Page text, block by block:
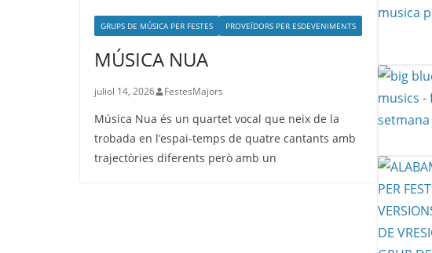
GRUPS DE MÚSICA PER FESTES PROVEÏDORS PER ESDEVENIMENTS
MÚSICA NUA
juliol 14, 2026 FestesMajors
Música Nua és un quartet vocal que neix de la
trobada en l’espai-temps de quatre cantants amb
trajectòries diferents però amb un